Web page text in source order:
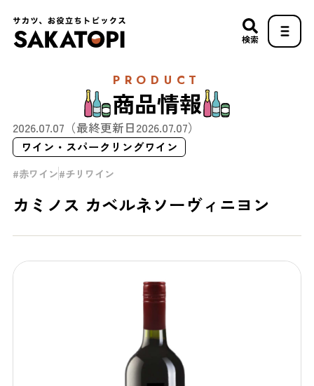
検索
PRODUCT
商品情報
2026.07.07 （最終更新日2026.07.07）
ワイン・スパークリングワイン
赤ワイン チリワイン
カミノス カベルネソーヴィニヨン